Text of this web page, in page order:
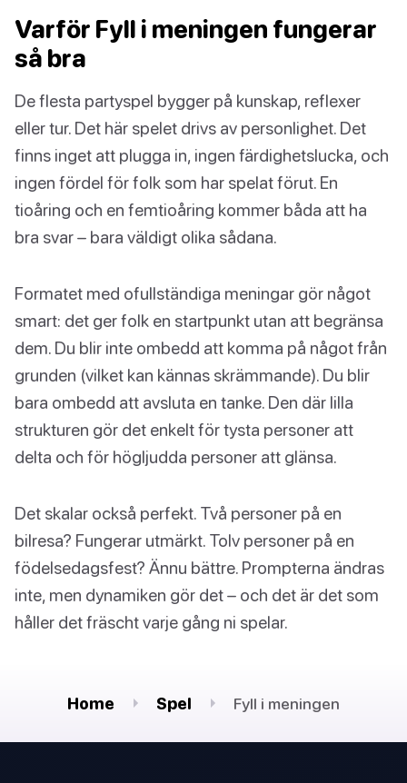
Varför Fyll i meningen fungerar
så bra
De flesta partyspel bygger på kunskap, reflexer
eller tur. Det här spelet drivs av personlighet. Det
finns inget att plugga in, ingen färdighetslucka, och
ingen fördel för folk som har spelat förut. En
tioåring och en femtioåring kommer båda att ha
bra svar – bara väldigt olika sådana.
Formatet med ofullständiga meningar gör något
smart: det ger folk en startpunkt utan att begränsa
dem. Du blir inte ombedd att komma på något från
grunden (vilket kan kännas skrämmande). Du blir
bara ombedd att avsluta en tanke. Den där lilla
strukturen gör det enkelt för tysta personer att
delta och för högljudda personer att glänsa.
Det skalar också perfekt. Två personer på en
bilresa? Fungerar utmärkt. Tolv personer på en
födelsedagsfest? Ännu bättre. Prompterna ändras
inte, men dynamiken gör det – och det är det som
håller det fräscht varje gång ni spelar.
Home Spel Fyll i meningen